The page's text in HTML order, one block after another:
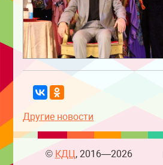
Другие новости
© КДЦ, 2016—2026